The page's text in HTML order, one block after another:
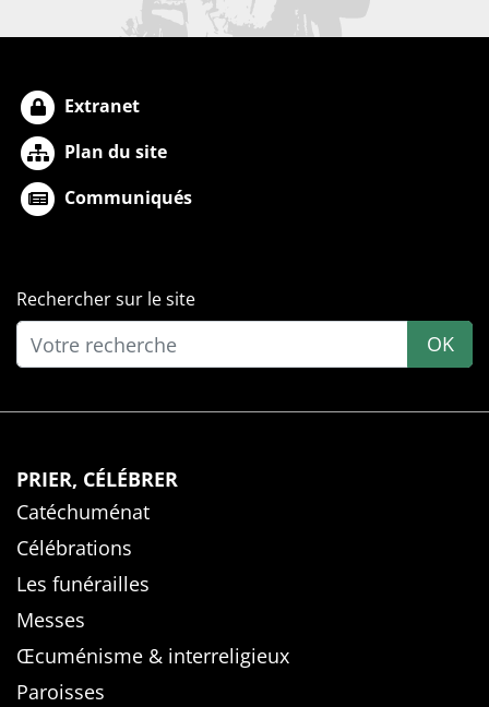
Extranet
Plan du site
Communiqués
Rechercher sur le site
OK
PRIER, CÉLÉBRER
Catéchuménat
Célébrations
Les funérailles
Messes
Œcuménisme & interreligieux
Paroisses